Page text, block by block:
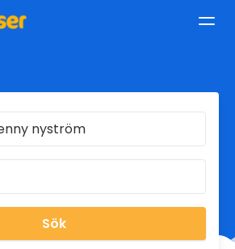
Sök